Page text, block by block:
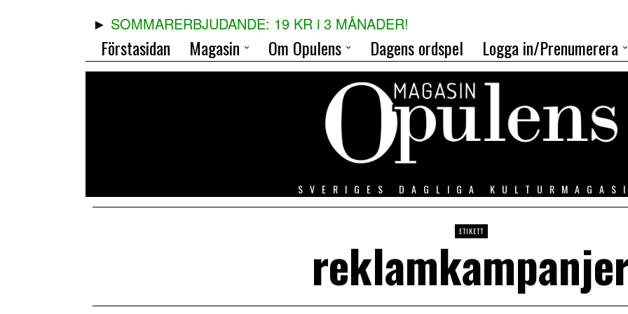
SOMMARERBJUDANDE: 19 KR i 3 MÅNADER!
Förstasidan Magasin Om Opulens Dagens ordspel Logga in/Prenumerera
SVERIGES DAGLIGA
ETIKETT